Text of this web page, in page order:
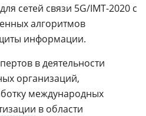
сетей связи 5G/IMT-2020 с
алгоритмов
информации.
в деятельности
организаций,
международных
в области